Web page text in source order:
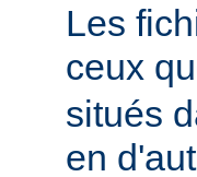
Les
ceux
situés
en